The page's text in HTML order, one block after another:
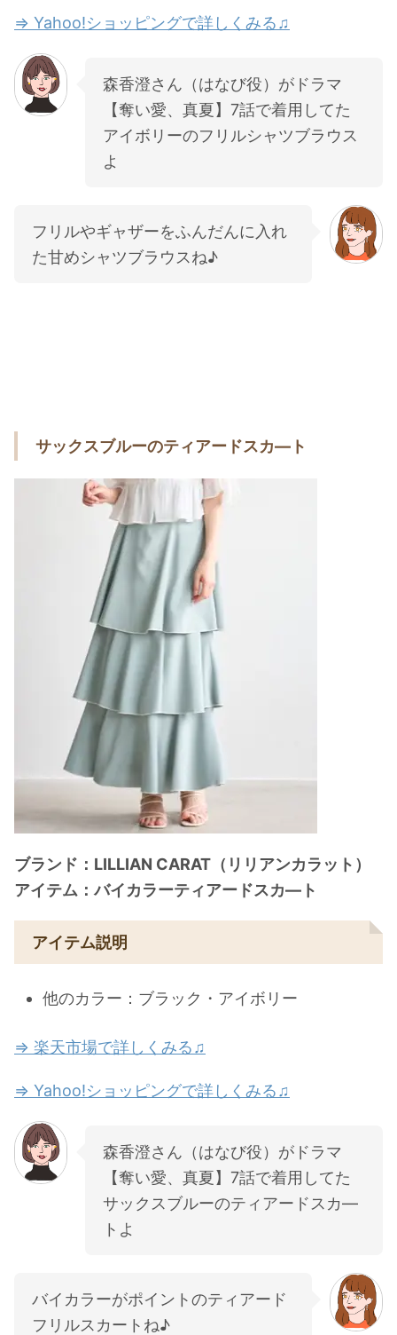
⇒ Yahoo!ショッピングで詳しくみる♫
森香澄さん（はなび役）がドラマ
【奪い愛、真夏】7話で着用してた
アイボリーのフリルシャツブラウス
よ
フリルやギャザーをふんだんに入れ
た甘めシャツブラウスね♪
サックスブルーのティアードスカ―ト
ブランド：LILLIAN CARAT（リリアンカラット）
アイテム：バイカラーティアードスカ―ト
アイテム説明
他のカラー：ブラック・アイボリー
⇒ 楽天市場で詳しくみる♫
⇒ Yahoo!ショッピングで詳しくみる♫
森香澄さん（はなび役）がドラマ
【奪い愛、真夏】7話で着用してた
サックスブルーのティアードスカ―
トよ
バイカラーがポイントのティアード
フリルスカートね♪